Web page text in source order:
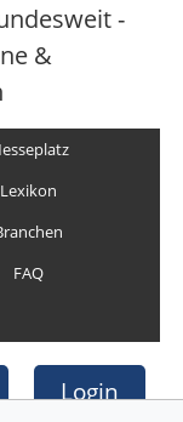
-
&
Lexikon
FAQ
Login